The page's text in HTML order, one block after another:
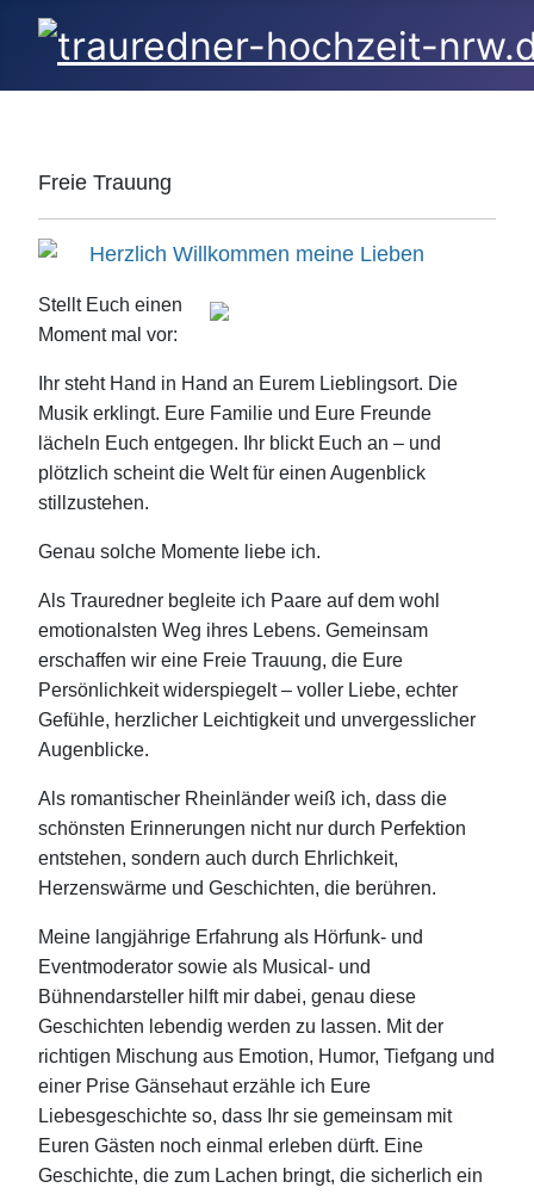
Freie Trauung
Herzlich Willkommen meine Lieben
Stellt Euch einen
Moment mal vor:
Ihr steht Hand in Hand an Eurem Lieblingsort. Die
Musik erklingt. Eure Familie und Eure Freunde
lächeln Euch entgegen. Ihr blickt Euch an – und
plötzlich scheint die Welt für einen Augenblick
stillzustehen.
Genau solche Momente liebe ich.
Als Trauredner begleite ich Paare auf dem wohl
emotionalsten Weg ihres Lebens. Gemeinsam
erschaffen wir eine Freie Trauung, die Eure
Persönlichkeit widerspiegelt – voller Liebe, echter
Gefühle, herzlicher Leichtigkeit und unvergesslicher
Augenblicke.
Als romantischer Rheinländer weiß ich, dass die
schönsten Erinnerungen nicht nur durch Perfektion
entstehen, sondern auch durch Ehrlichkeit,
Herzenswärme und Geschichten, die berühren.
Meine langjährige Erfahrung als Hörfunk- und
Eventmoderator sowie als Musical- und
Bühnendarsteller hilft mir dabei, genau diese
Geschichten lebendig werden zu lassen. Mit der
richtigen Mischung aus Emotion, Humor, Tiefgang und
einer Prise Gänsehaut erzähle ich Eure
Liebesgeschichte so, dass Ihr sie gemeinsam mit
Euren Gästen noch einmal erleben dürft. Eine
Geschichte, die zum Lachen bringt, die sicherlich ein